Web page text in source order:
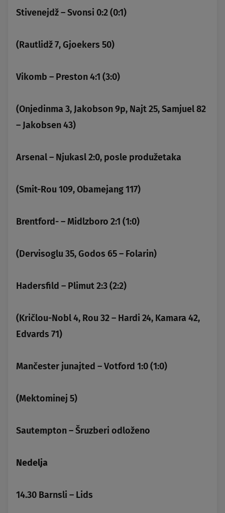
Stivenejdž – Svonsi 0:2 (0:1)
(Rautlidž 7, Gjoekers 50)
Vikomb – Preston 4:1 (3:0)
(Onjedinma 3, Jakobson 9p, Najt 25, Samjuel 82
– Jakobsen 43)
Arsenal – Njukasl 2:0, posle produžetaka
(Smit-Rou 109, Obamejang 117)
Brentford- – Midlzboro 2:1 (1:0)
(Dervisoglu 35, Godos 65 – Folarin)
Hadersfild – Plimut 2:3 (2:2)
(Kričlou-Nobl 4, Rou 32 – Hardi 24, Kamara 42,
Edvards 71)
Mančester junajted – Votford 1:0 (1:0)
(Mektominej 5)
Sautempton – Šruzberi odloženo
Nedelja
14.30 Barnsli – Lids